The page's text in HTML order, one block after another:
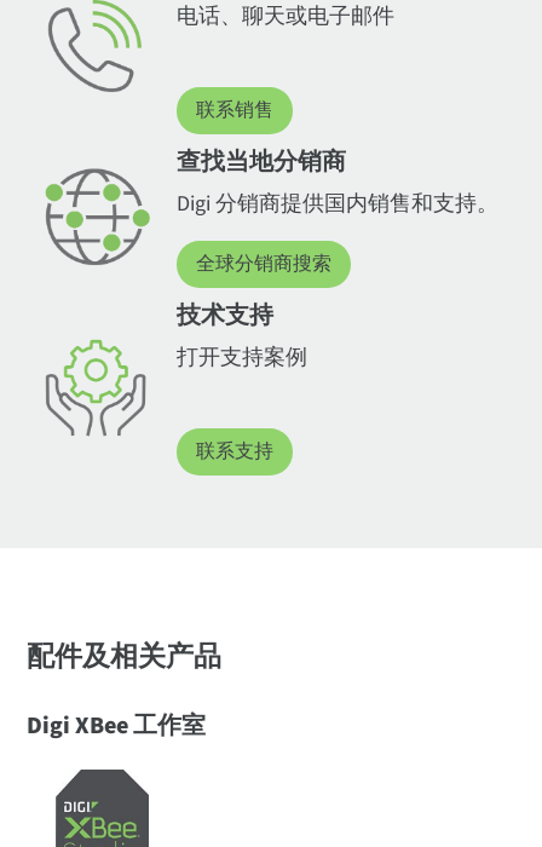
电话、聊天或电子邮件
联系销售
查找当地分销商
Digi 分销商提供国内销售和支持。
全球分销商搜索
技术支持
打开支持案例
联系支持
配件及相关产品
Digi XBee 工作室